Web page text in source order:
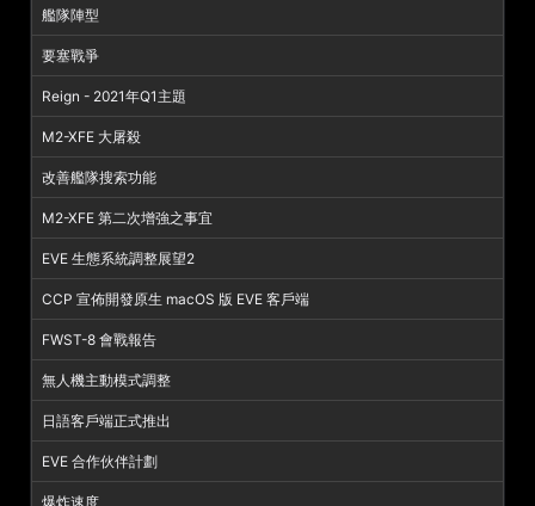
艦隊陣型
要塞戰爭
Reign - 2021年Q1主題
M2-XFE 大屠殺
改善艦隊搜索功能
M2-XFE 第二次增強之事宜
EVE 生態系統調整展望2
CCP 宣佈開發原生 macOS 版 EVE 客戶端
FWST-8 會戰報告
無人機主動模式調整
日語客戶端正式推出
EVE 合作伙伴計劃
爆炸速度